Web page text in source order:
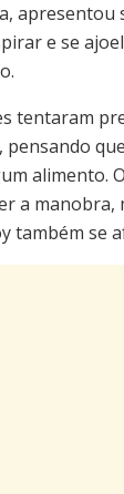
apresentou
e se
tentaram
alimento.
a manobra,
também se